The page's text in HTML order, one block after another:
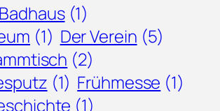
Badhaus (1)
(1) Der Verein (5)
(2)
(1) Frühmesse (1)
(1)